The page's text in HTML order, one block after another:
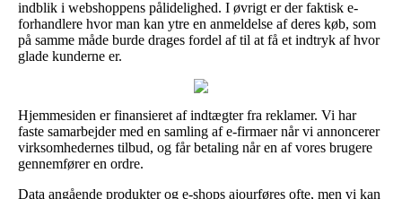
indblik i webshoppens pålidelighed. I øvrigt er der faktisk e-
forhandlere hvor man kan ytre en anmeldelse af deres køb, som
på samme måde burde drages fordel af til at få et indtryk af hvor
glade kunderne er.
Hjemmesiden er finansieret af indtægter fra reklamer. Vi har
faste samarbejder med en samling af e-firmaer når vi annoncerer
virksomhedernes tilbud, og får betaling når en af vores brugere
gennemfører en ordre.
Data angående produkter og e-shops ajourføres ofte, men vi kan